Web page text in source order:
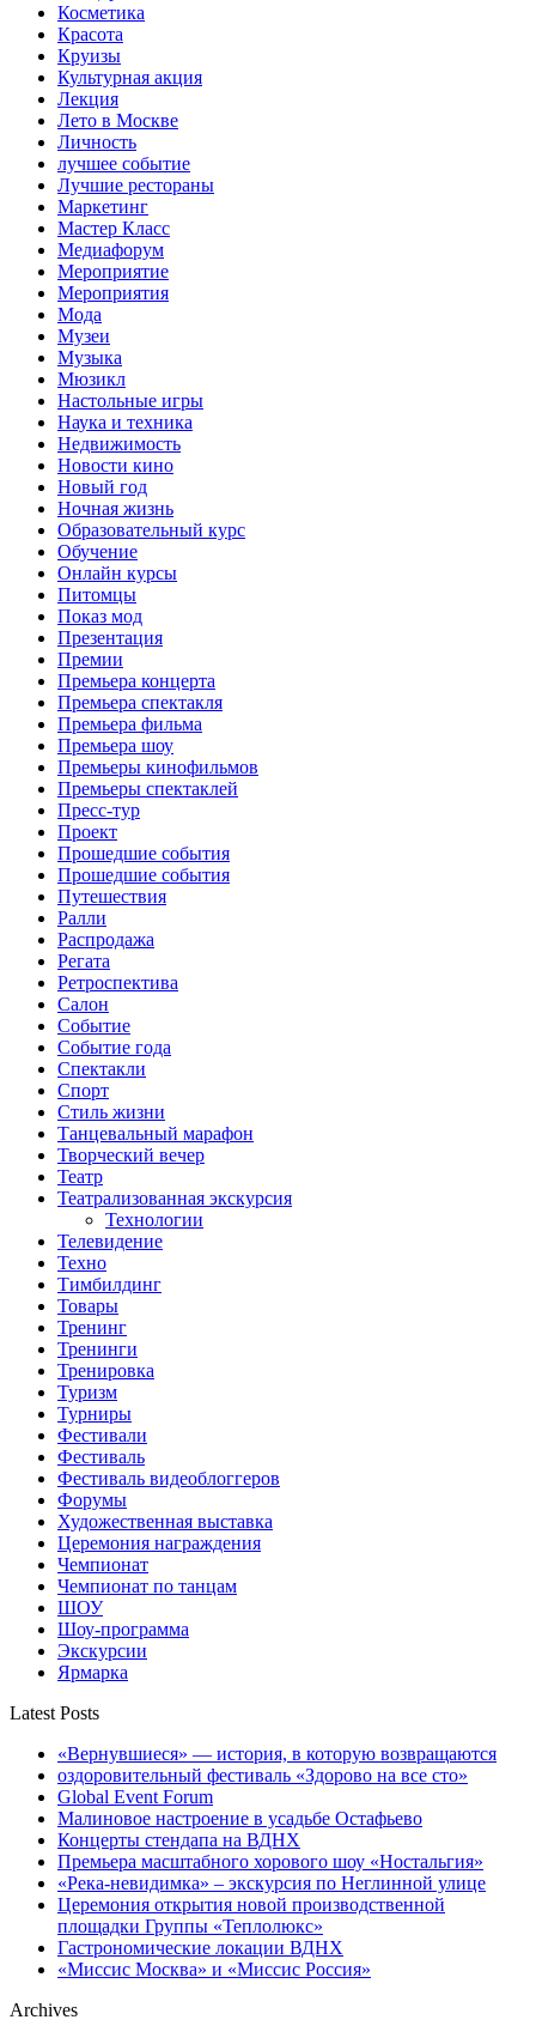
Косметика
Красота
Круизы
Культурная акция
Лекция
Лето в Москве
Личность
лучшее событие
Лучшие рестораны
Маркетинг
Мастер Класс
Медиафорум
Мероприятие
Мероприятия
Мода
Музеи
Музыка
Мюзикл
Настольные игры
Наука и техника
Недвижимость
Новости кино
Новый год
Ночная жизнь
Образовательный курс
Обучение
Онлайн курсы
Питомцы
Показ мод
Презентация
Премии
Премьера концерта
Премьера спектакля
Премьера фильма
Премьера шоу
Премьеры кинофильмов
Премьеры спектаклей
Пресс-тур
Проект
Прошедшие события
Прошедшие события
Путешествия
Ралли
Распродажа
Регата
Ретроспектива
Салон
Событие
Событие года
Спектакли
Спорт
Стиль жизни
Танцевальный марафон
Творческий вечер
Театр
Театрализованная экскурсия
Технологии
Телевидение
Техно
Тимбилдинг
Товары
Тренинг
Тренинги
Тренировка
Туризм
Турниры
Фестивали
Фестиваль
Фестиваль видеоблоггеров
Форумы
Художественная выставка
Церемония награждения
Чемпионат
Чемпионат по танцам
ШОУ
Шоу-программа
Экскурсии
Ярмарка
Latest Posts
«Вернувшиеся» — история, в которую возвращаются
оздоровительный фестиваль «Здорово на все сто»
Global Event Forum
Малиновое настроение в усадьбе Остафьево
Концерты стендапа на ВДНХ
Премьера масштабного хорового шоу «Ностальгия»
«Река-невидимка» – экскурсия по Неглинной улице
Церемония открытия новой производственной
площадки Группы «Теплолюкс»
Гастрономические локации ВДНХ
«Миссис Москва» и «Миссис Россия»
Archives